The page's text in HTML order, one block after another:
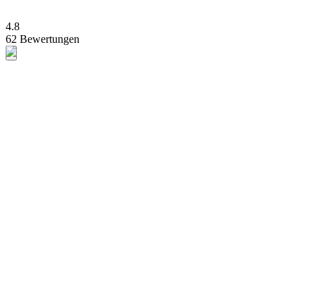
4.8
62 Bewertungen